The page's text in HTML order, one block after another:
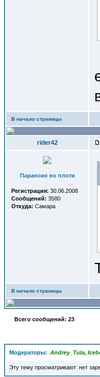
В начало страницы
rider42
Параноик во плоти
Регистрация: 30.06.2008
Сообщений: 3580
Откуда: Самара
В начало страницы
Всего сообщений: 23
Модераторы: Andrey_Tula,
Эту тему просматривают: нет